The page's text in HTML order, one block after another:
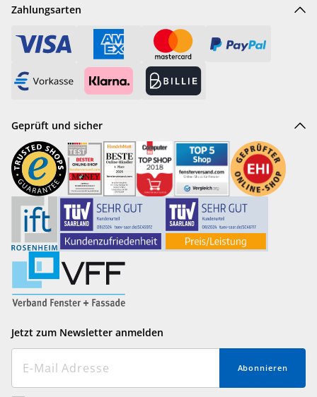
Zahlungsarten
Geprüft und sicher
Jetzt zum Newsletter anmelden
Abonnieren